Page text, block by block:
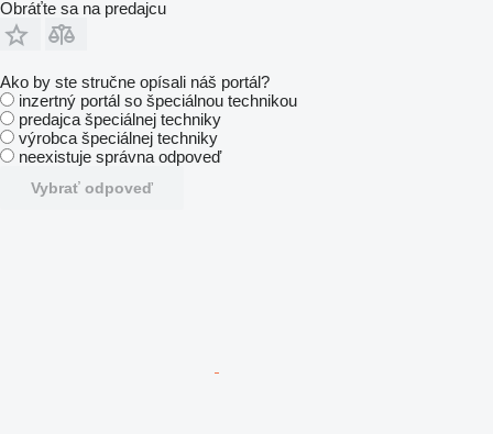
Obráťte sa na predajcu
Ako by ste stručne opísali náš portál?
inzertný portál so špeciálnou technikou
predajca špeciálnej techniky
výrobca špeciálnej techniky
neexistuje správna odpoveď
Vybrať odpoveď